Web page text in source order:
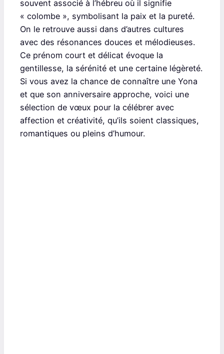
souvent associé à l’hébreu où il signifie
« colombe », symbolisant la paix et la pureté.
On le retrouve aussi dans d’autres cultures
avec des résonances douces et mélodieuses.
Ce prénom court et délicat évoque la
gentillesse, la sérénité et une certaine légèreté.
Si vous avez la chance de connaître une Yona
et que son anniversaire approche, voici une
sélection de vœux pour la célébrer avec
affection et créativité, qu’ils soient classiques,
romantiques ou pleins d’humour.